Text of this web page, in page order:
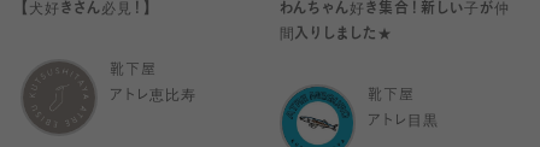
【犬好きさん必見！】
靴下屋
アトレ恵比寿
わんちゃん好き集合！新しい子が仲
間入りしました★
靴下屋
アトレ目黒